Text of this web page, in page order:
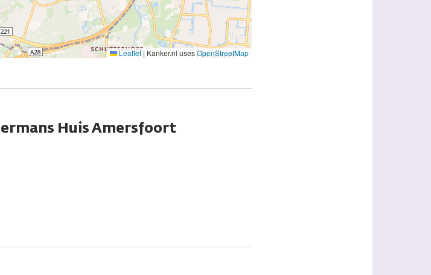
Leaflet | Kanker.nl usesOpenStreetMap
Huis Amersfoort